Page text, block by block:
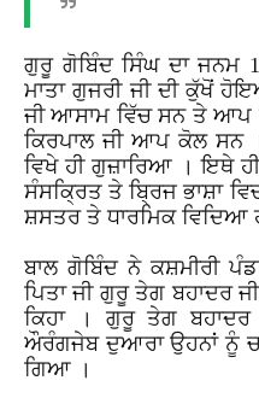
ਗੁਰੂ ਗੋਬਿੰਦ ਸਿੰਘ ਦਾ ਜਨਮ
ਮਾਤਾ ਗੁਜਰੀ ਜੀ ਦੀ ਕੁੱਖੋਂ
ਜੀ ਆਸਾਮ ਵਿੱਚ ਸਨ ਤੇ ਆਪ
ਕਿਰਪਾਲ ਜੀ ਆਪ ਕੋਲ ਸਨ
ਵਿਖੇ ਹੀ ਗੁਜ਼ਾਰਿਆ । ਇਥੇ ਹੀ
ਸੰਸਕ੍ਰਿਤ ਤੇ ਬ੍ਰਿਜ ਭਾਸ਼ਾ
ਸ਼ਸਤਰ ਤੇ ਧਾਰਮਿਕ ਵਿਦਿਆ
ਬਾਲ ਗੋਬਿੰਦ ਨੇ ਕਸ਼ਮੀਰੀ
ਪਿਤਾ ਜੀ ਗੁਰੂ ਤੇਗ ਬਹਾਦਰ ਜੀ
ਕਿਹਾ
। ਗੁਰੂ ਤੇਗ ਬਹਾਦਰ
ਔਰੰਗਜੇਬ ਦੁਆਰਾ ਉਹਨਾਂ ਨੂੰ
ਗਿਆ ।